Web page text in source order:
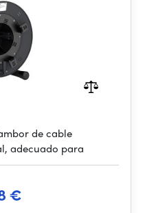
de cable
adecuado para
€